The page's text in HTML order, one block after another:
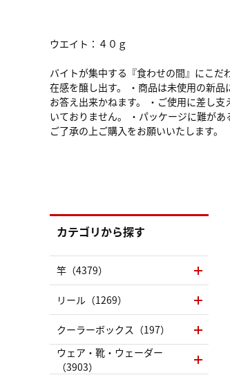
ウエイト：４０ｇ
バイトが集中する『食わせの間』にこ
在感を醸し出す。 ・商品は未使用の新
お答え出来かねます。 ・ご使用に差し
いておりません。 ・パッケージに難が
ご了承の上ご購入をお願いいたします。
カテゴリから探す
竿（4379）
リール（1269）
クーラーボックス（197）
ウェア・靴・ウェーダー
（3903）